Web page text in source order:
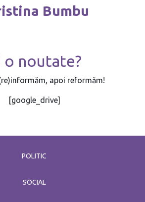
Bumbu
o noutate?
apoi reformăm!
[google_drive]
POLITIC
SOCIAL